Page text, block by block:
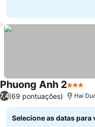
Phuong Anh 23
7,4(69 pontuações) Hai
Selecione as datas para